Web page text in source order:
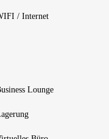
/ Internet
Lounge